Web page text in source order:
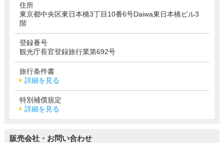
住所
東京都中央区東日本橋3丁目10番6号Daiwa東日本橋ビル3
階
登録番号
観光庁長官登録旅行業第692号
旅行条件書
詳細を見る
特別補償規定
詳細を見る
販売会社・お問い合わせ